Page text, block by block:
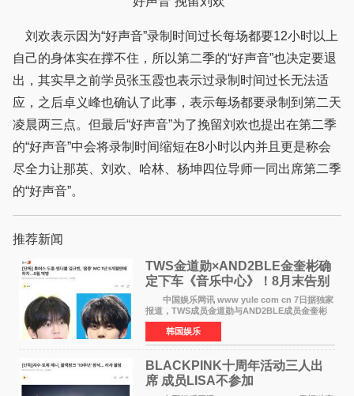
刘欢表示因为“好声音”录制时间过长每场都要12小时以上
自己的身体实在撑不住，所以第二季的“好声音”也决定要退
出，其实早之前学员张玉霞也表示过录制时间过长无法适
应，之后卓义峰也确认了此事，表示每场都要录制到第二天
凌晨两三点。但最后“好声音”为了挽留刘欢也提出在第二季
的“好声音”中会将录制时间缩短在8小时以内并且更是称会
尽全力让那英、刘欢、哈林、杨坤四位导师一同出席第二季
的“好声音”。
推荐新闻
TWS金道勋×AND2BLE金奎彬确
定下车《音乐中心》！8月末告别
MC席位
中国娱乐网讯 www yule com cn 7日据独家
报道，TWS成员金道勋与AND2BLE成员金奎彬
将于8月离开《音乐中心》MC的位置。 金道
勋与金奎彬于去年3月与H2H A-NA一起被选为
《音乐中心》MC，约1
韩国娱乐
BLACKPINK十周年活动三人出
席 成员LISA不参加